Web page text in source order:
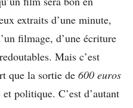
extraits d’une minute,
filmage, d’une écriture
Mais c’est
que la sortie de 600 euros
politique. C’est d’autant